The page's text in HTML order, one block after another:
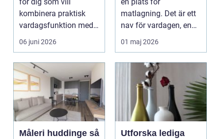
kombinera praktisk
vardagsfunktion med
en välkomnande kän...
06 juni 2026
matlagning. Det är ett
nav för vardagen, en
samlingspunkt för f...
01 maj 2026
Måleri huddinge så
Utforska lediga